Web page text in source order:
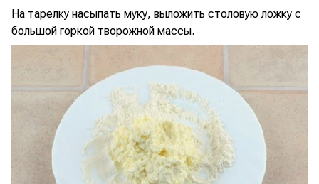
На тарелку насыпать муку, выложить столовую ложку с
большой горкой творожной массы.